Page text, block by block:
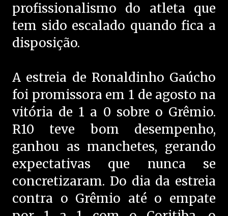
profissionalismo do atleta que
tem sido escalado quando fica a
disposição.
A estreia de Ronaldinho Gaúcho
foi promissora em 1 de agosto na
vitória de 1 a 0 sobre o Grêmio.
R10 teve bom desempenho,
ganhou as manchetes, gerando
expectativas que nunca se
concretizaram. Do dia da estreia
contra o Grêmio até o empate